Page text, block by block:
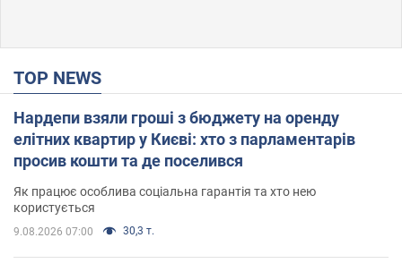
TOP NEWS
Нардепи взяли гроші з бюджету на оренду
елітних квартир у Києві: хто з парламентарів
просив кошти та де поселився
Як працює особлива соціальна гарантія та хто нею
користується
9.08.2026 07:00 30,3 т.